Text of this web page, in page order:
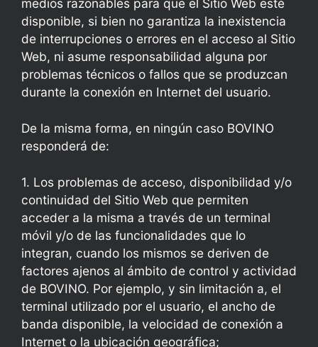
medios razonables para que el Sitio Web esté
disponible, si bien no garantiza la inexistencia
de interrupciones o errores en el acceso al Sitio
Web, ni asume responsabilidad alguna por
problemas técnicos o fallos que se produzcan
durante la conexión en Internet del usuario.
De la misma forma, en ningún caso BOVINO
responderá de:
1. Los problemas de acceso, disponibilidad y/o
continuidad del Sitio Web que permiten
acceder a la misma a través de un terminal
móvil y/o de las funcionalidades que lo
integran, cuando los mismos se deriven de
factores ajenos al ámbito de control y actividad
de BOVINO. Por ejemplo, y sin limitación a, el
terminal utilizado por el usuario, el ancho de
banda disponible, la velocidad de conexión a
Internet o la ubicación geográfica;